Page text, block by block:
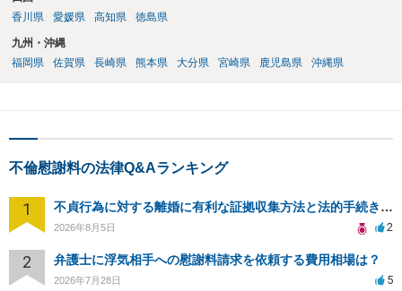
香川県
愛媛県 高知県 徳島県
九州・沖縄
福岡県
佐賀県 長崎県 熊本県 大分県 宮崎県 鹿児島県 沖縄県
不倫慰謝料の法律Q&Aランキング
1 不貞行為に対する離婚に有利な証拠収集方法と法的手続きについて
2026年8月5日 2
2 弁護士に浮気相手への慰謝料請求を依頼する費用相場は？
2026年7月28日 5